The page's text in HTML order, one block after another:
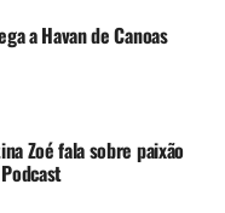
a Havan de Canoas
Zoé fala sobre paixão